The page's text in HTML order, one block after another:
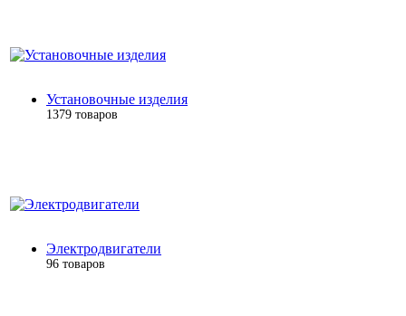
Установочные изделия
1379 товаров
Электродвигатели
96 товаров